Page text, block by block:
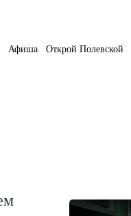
Афиша Открой Полевской